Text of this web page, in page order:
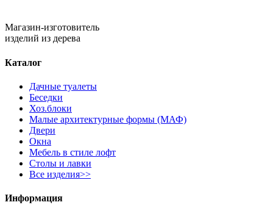
Магазин-изготовитель
изделий из дерева
Каталог
Дачные туалеты
Беседки
Хоз.блоки
Малые архитектурные формы (МАФ)
Двери
Окна
Мебель в стиле лофт
Столы и лавки
Все изделия>>
Информация